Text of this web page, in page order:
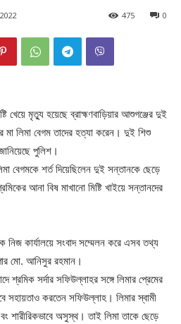
0
475
খেয়ে মৃত্যু হয়েছে ব্রাহ্মণবাড়িয়ার আশুগঞ্জের দুই
মা লিমা বেগম তাদের হত্যা করেন। দুই শিশু
পুলিশ।
বেগমকে শর্ত দিয়েছিলেন দুই সন্তানকে ছেড়ে
আনা বিষ মাখানো মিষ্টি খাইয়ে সন্তানদের
নিজ কার্যালয়ে সংবাদ সম্মেলন করে এসব তথ্য
মো. আনিসুর রহমান।
শ্রমিক সর্দার সফিউল্লাহর সঙ্গে লিমার প্রেমের
সহায়তাও করতেন সফিউল্লাহ। লিমার স্বামী
শারীরিকভাবে অসুস্থ। তাই লিমা তাকে ছেড়ে